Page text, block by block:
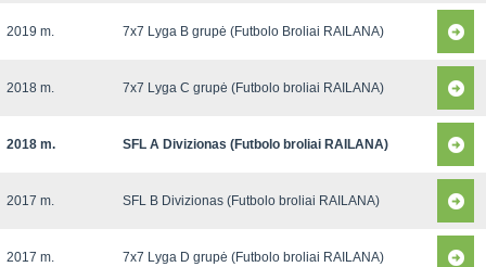
2019 m. 7x7 Lyga B grupė (Futbolo Broliai RAILANA)
2018 m. 7x7 Lyga C grupė (Futbolo broliai RAILANA)
2018 m. SFL A Divizionas (Futbolo broliai RAILANA)
2017 m. SFL B Divizionas (Futbolo broliai RAILANA)
2017 m. 7x7 Lyga D grupė (Futbolo broliai RAILANA)